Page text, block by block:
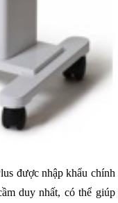
được nhập khẩu chính
duy nhất, có thể giúp